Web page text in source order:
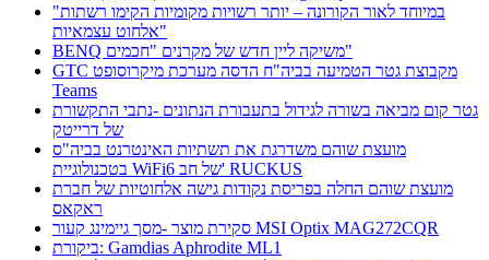
"במיוחד לאור הקורונה – יותר רשויות מקומיות הקימו רשתות
אלחוט עצמאיות"
BENQ משיקה ליין חדש של מקרנים "חכמים"
GTC מקבוצת גטר הטמיעה בביה"ח הדסה מערכת מיקרוסופט
Teams
גטר קום מביאה בשורה לגידול בתעבורת הנתונים -נתבי התקשורת
של דרייטק
מועצת שוהם משדרגת את תשתיות האינטרנט בביה"ס
בטכנולוגיית WiFi6 של חב' RUCKUS
מועצת שוהם החלה בפריסת נקודות גישה אלחוטיות של חברת
ראקאס
סקירת מוצר -מסך גיימינג קעור MSI Optix MAG272CQR
ביקורת: Gamdias Aphrodite ML1